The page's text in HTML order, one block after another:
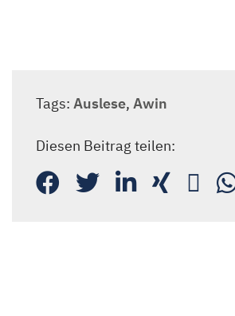
Tags: Auslese, Awin
Diesen Beitrag teilen: